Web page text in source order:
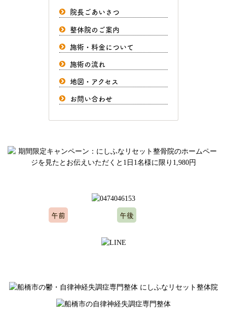
院長ごあいさつ
整体院のご案内
施術・料金について
施術の流れ
地図・アクセス
お問い合わせ
午前 午後